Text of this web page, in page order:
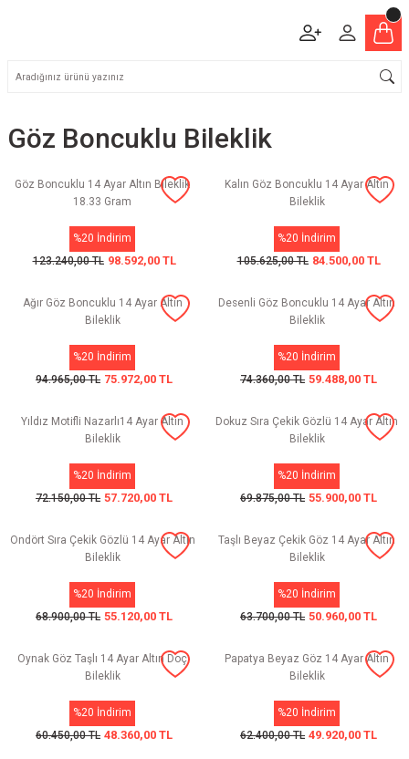
Göz Boncuklu Bileklik
Göz Boncuklu 14 Ayar Altın Bileklik
18.33 Gram
%20 İndirim
123.240,00 TL 98.592,00 TL
Kalın Göz Boncuklu 14 Ayar Altın
Bileklik
%20 İndirim
105.625,00 TL 84.500,00 TL
Ağır Göz Boncuklu 14 Ayar Altın
Bileklik
%20 İndirim
94.965,00 TL 75.972,00 TL
Desenli Göz Boncuklu 14 Ayar Altın
Bileklik
%20 İndirim
74.360,00 TL 59.488,00 TL
Yıldız Motifli Nazarlı14 Ayar Altın
Bileklik
%20 İndirim
72.150,00 TL 57.720,00 TL
Dokuz Sıra Çekik Gözlü 14 Ayar Altın
Bileklik
%20 İndirim
69.875,00 TL 55.900,00 TL
Ondört Sıra Çekik Gözlü 14 Ayar Altın
Bileklik
%20 İndirim
68.900,00 TL 55.120,00 TL
Taşlı Beyaz Çekik Göz 14 Ayar Altın
Bileklik
%20 İndirim
63.700,00 TL 50.960,00 TL
Oynak Göz Taşlı 14 Ayar Altın Doç
Bileklik
%20 İndirim
60.450,00 TL 48.360,00 TL
Papatya Beyaz Göz 14 Ayar Altın
Bileklik
%20 İndirim
62.400,00 TL 49.920,00 TL